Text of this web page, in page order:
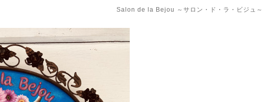
Salon de la Bejou ～サロン・ド・ラ・ビジュ～